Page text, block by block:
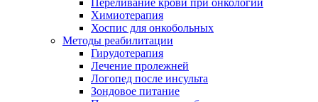
Переливание крови при онкологии
Химиотерапия
Хоспис для онкобольных
Методы реабилитации
Гирудотерапия
Лечение пролежней
Логопед после инсульта
Зондовое питание